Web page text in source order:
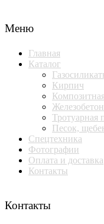
Меню
Главная
Каталог
Кирпич
Тротуарная
Песок,
Спецтехника
Фотографии
Оплата и доставка
Контакты
Контакты